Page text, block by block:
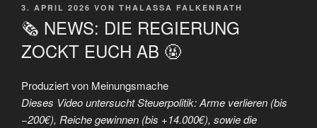
VERÖFFENTLICHT
AM
3. APRIL 2026 VON THALASSA FALKENRATH
🗞️ NEWS: DIE REGIERUNG
ZOCKT EUCH AB 🤬
Produziert von Meinungsmache
Dieses Video untersucht Steuerpolitik: Arme verlieren (bis
−200€), Reiche gewinnen (bis +14.000€), sowie die